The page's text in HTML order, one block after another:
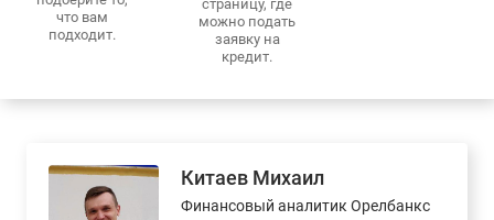
что вам
подходит.
страницу, где
можно подать
заявку на
кредит.
Китаев Михаил
Финансовый аналитик Орелбанкс